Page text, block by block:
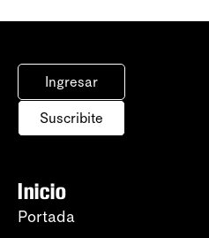
Ingresar
Suscribite
Inicio
Portada